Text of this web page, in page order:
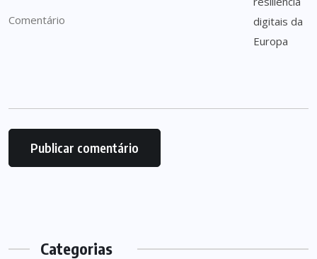
Categorias